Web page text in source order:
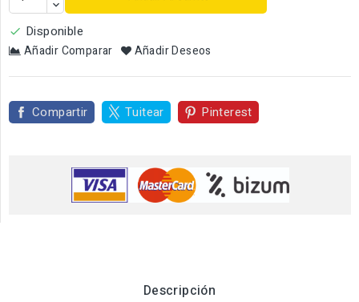
 Disponible
Añadir Comparar Añadir Deseos
Compartir Tuitear Pinterest
Descripción